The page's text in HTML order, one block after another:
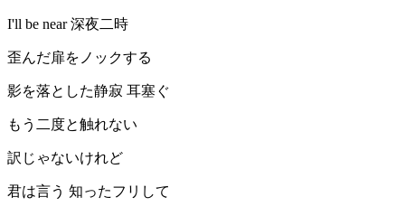
I'll be near 深夜二時
歪んだ扉をノックする
影を落とした静寂 耳塞ぐ
もう二度と触れない
訳じゃないけれど
君は言う 知ったフリして